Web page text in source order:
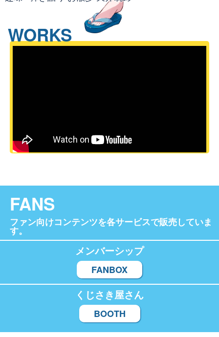
WORKS
FANS
ファン向けコンテンツを各サービスで販売していま
す。
メンバーシップ
FANBOX
くじさき屋さん
BOOTH